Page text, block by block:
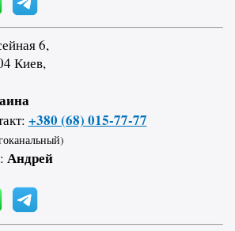
6,
Киев,
+380 (68) 015-77-77
Андрей